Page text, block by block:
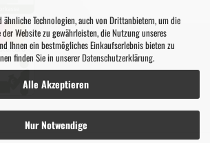
Technologien, auch von Drittanbietern, um die
Website zu gewährleisten, die Nutzung unseres
Ihnen ein bestmögliches Einkaufserlebnis bieten zu
finden Sie in unsererDatenschutzerklärung.
Alle Akzeptieren
Nur Notwendige